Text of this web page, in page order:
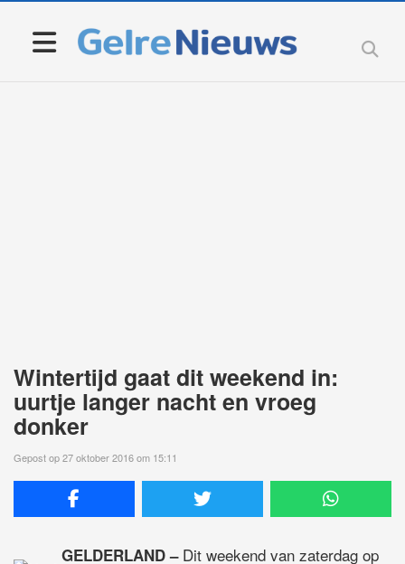
Wintertijd gaat dit weekend in:
uurtje langer nacht en vroeg
donker
Gepost op 27 oktober 2016 om 15:11
GELDERLAND –Dit weekend van zaterdag op